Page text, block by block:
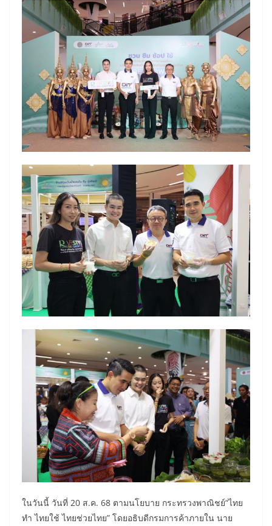
ในวันนี้ วันที่ 20 ส.ค. 68 ตามนโยบาย กระทรวงพาณิชย์“ไทย
ทำ ไทยใช้ ไทยช่วยไทย” โดยอธิบดีกรมการค้าภายใน นาย